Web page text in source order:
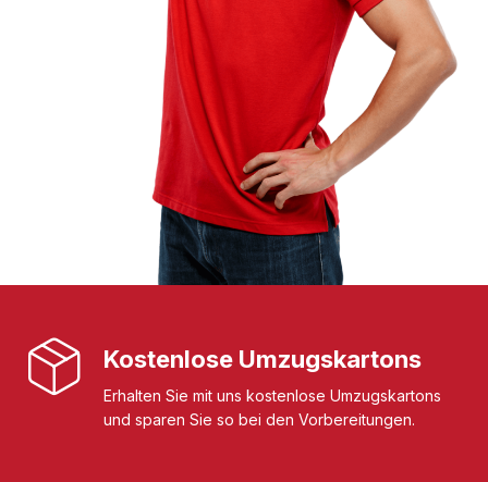
Kostenlose Umzugskartons
Erhalten Sie mit uns kostenlose Umzugskartons
und sparen Sie so bei den Vorbereitungen.